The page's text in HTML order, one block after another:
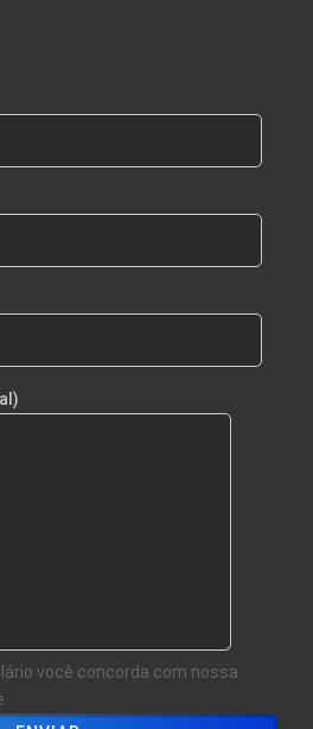
você concorda com nossa